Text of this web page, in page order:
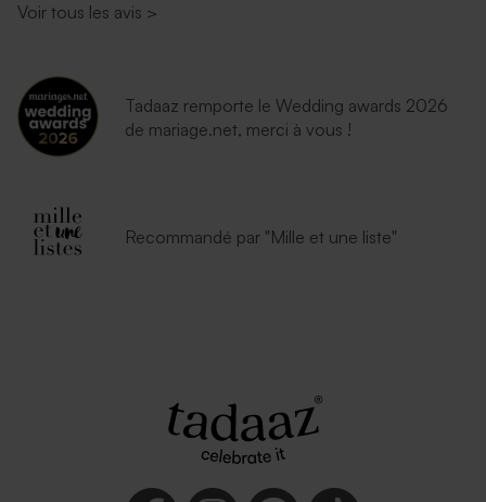
Voir tous les avis >
Tadaaz remporte le Wedding awards 2026
de mariage.net, merci à vous !
Recommandé par "Mille et une liste"